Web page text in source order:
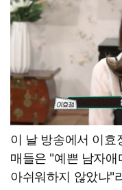
이 날 방송에서 이효
매들은 "예쁜 남자
아쉬워하지 않았냐"